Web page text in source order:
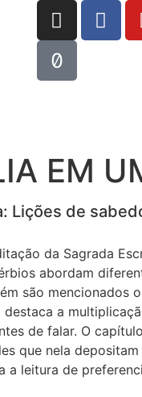
EM
Lições de
da Sagrada
abordam
são
a
de falar. O
que nela
a leitura de